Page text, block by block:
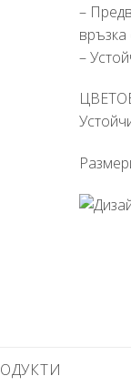
–
връзка
–